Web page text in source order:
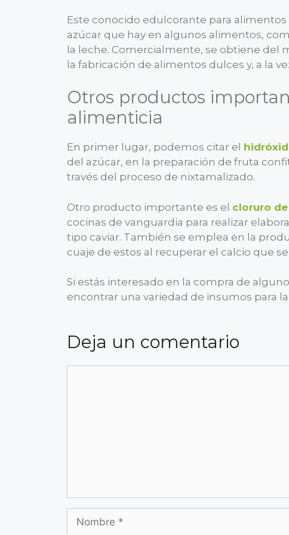
Este conocido edulcorante para alimentos
azúcar que hay en algunos alimentos,
la leche. Comercialmente, se obtiene del
la fabricación de alimentos dulces y, a la
Otros productos
alimenticia
En primer lugar, podemos citar el
del azúcar, en la preparación de fruta
través del proceso de nixtamalizado.
Otro producto importante es el cloruro
cocinas de vanguardia para realizar
tipo caviar. También se emplea en la
cuaje de estos al recuperar el calcio que
Si estás interesado en la compra de
encontrar una variedad de insumos para
Deja un comentario